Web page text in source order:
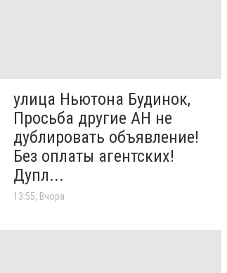
улица Ньютона Будинок,
Просьба другие АН не
дублировать объявление!
Без оплаты агентских!
Дупл...
13:55, Вчора